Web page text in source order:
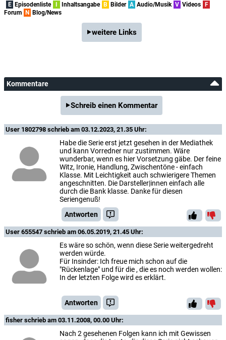
E Episodenliste I Inhaltsangabe B Bilder A Audio/Musik V Videos F
Forum N Blog/News
weitere Links
Kommentare
Schreib einen Kommentar
User 1802798 schrieb am 03.12.2023, 21.35 Uhr:
Habe die Serie erst jetzt gesehen in der Mediathek
und kann Vorredner nur zustimmen. Wäre
wunderbar, wenn es hier Vorsetzung gäbe. Der feine
Witz, Ironie, Handlung, Zwischentöne - einfach
Klasse. Mit Leichtigkeit auch schwierigere Themen
angeschnitten. Die Darsteller|innen einfach alle
durch die Bank klasse. Danke für diesen
Seriengenuß!
Antworten
User 655547 schrieb am 06.05.2019, 21.45 Uhr:
Es wäre so schön, wenn diese Serie weitergedreht
werden würde.
Für Insinder: Ich freue mich schon auf die
"Rückenlage" und für die , die es noch werden wollen:
In der letzten Folge wird es erklärt.
Antworten
fisher schrieb am 03.11.2008, 00.00 Uhr:
Nach 2 gesehenen Folgen kann ich mit Gewissen